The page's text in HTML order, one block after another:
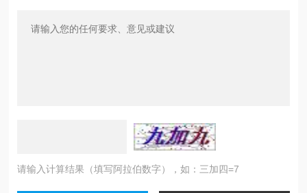
请输入计算结果（填写阿拉伯数字），如：三加四=7